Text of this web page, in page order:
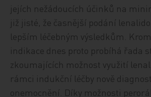
jejích nežádoucích účinků na
již jisté, že časnější podání
lepším léčebným výsledkům.
indikace dnes proto probíhá řada
zkoumajících možnost využití
rámci indukční léčby nově
onemocnění. Díky možnosti